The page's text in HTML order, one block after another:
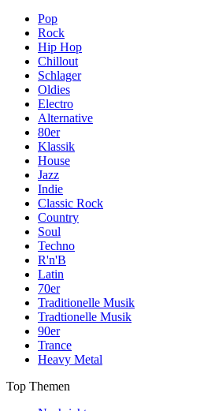
Pop
Rock
Hip Hop
Chillout
Schlager
Oldies
Electro
Alternative
80er
Klassik
House
Jazz
Indie
Classic Rock
Country
Soul
Techno
R'n'B
Latin
70er
Traditionelle Musik
Tradtionelle Musik
90er
Trance
Heavy Metal
Top Themen